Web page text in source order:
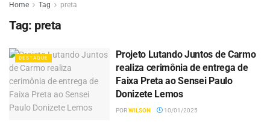
Home Tag preta
Tag: preta
DESTAQUE
Projeto Lutando Juntos de Carmo
realiza cerimônia de entrega de
Faixa Preta ao Sensei Paulo
Donizete Lemos
PORWILSON 10/01/2025